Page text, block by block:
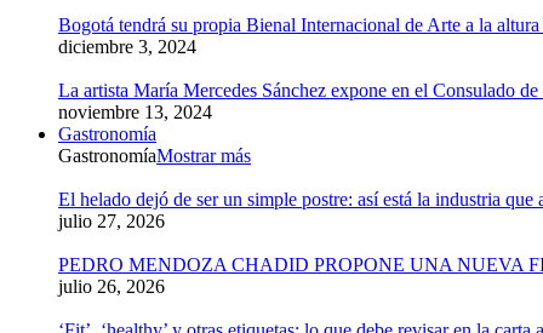
Bogotá tendrá su propia Bienal Internacional de Arte a la altura
diciembre 3, 2024
La artista María Mercedes Sánchez expone en el Consulado
noviembre 13, 2024
Gastronomía
GastronomíaMostrar más
El helado dejó de ser un simple postre: así está la industria
julio 27, 2026
PEDRO MENDOZA CHADID PROPONE UNA NUEVA
julio 26, 2026